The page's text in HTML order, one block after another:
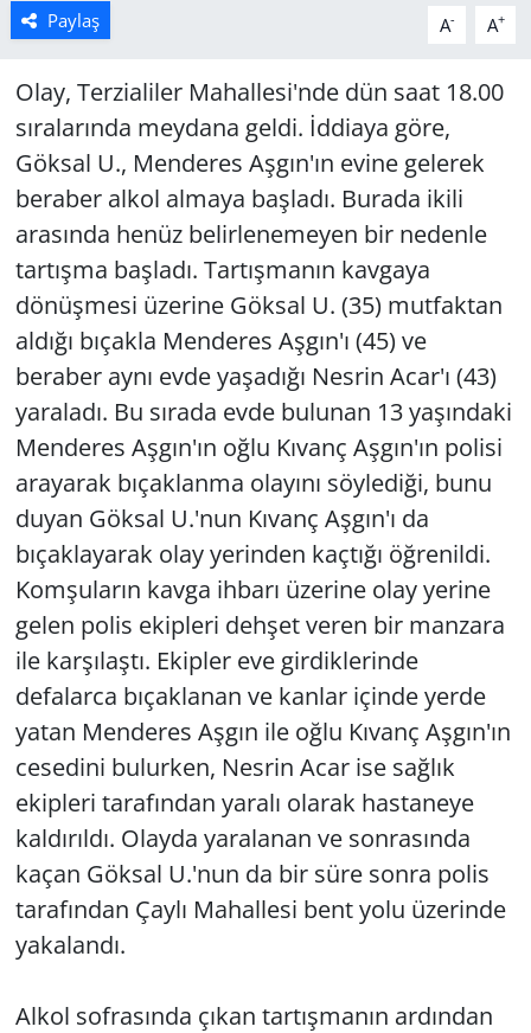
Paylaş A- A+
Olay, Terzialiler Mahallesi'nde dün saat 18.00
sıralarında meydana geldi. İddiaya göre,
Göksal U., Menderes Aşgın'ın evine gelerek
beraber alkol almaya başladı. Burada ikili
arasında henüz belirlenemeyen bir nedenle
tartışma başladı. Tartışmanın kavgaya
dönüşmesi üzerine Göksal U. (35) mutfaktan
aldığı bıçakla Menderes Aşgın'ı (45) ve
beraber aynı evde yaşadığı Nesrin Acar'ı (43)
yaraladı. Bu sırada evde bulunan 13 yaşındaki
Menderes Aşgın'ın oğlu Kıvanç Aşgın'ın polisi
arayarak bıçaklanma olayını söylediği, bunu
duyan Göksal U.'nun Kıvanç Aşgın'ı da
bıçaklayarak olay yerinden kaçtığı öğrenildi.
Komşuların kavga ihbarı üzerine olay yerine
gelen polis ekipleri dehşet veren bir manzara
ile karşılaştı. Ekipler eve girdiklerinde
defalarca bıçaklanan ve kanlar içinde yerde
yatan Menderes Aşgın ile oğlu Kıvanç Aşgın'ın
cesedini bulurken, Nesrin Acar ise sağlık
ekipleri tarafından yaralı olarak hastaneye
kaldırıldı. Olayda yaralanan ve sonrasında
kaçan Göksal U.'nun da bir süre sonra polis
tarafından Çaylı Mahallesi bent yolu üzerinde
yakalandı.
Alkol sofrasında çıkan tartışmanın ardından